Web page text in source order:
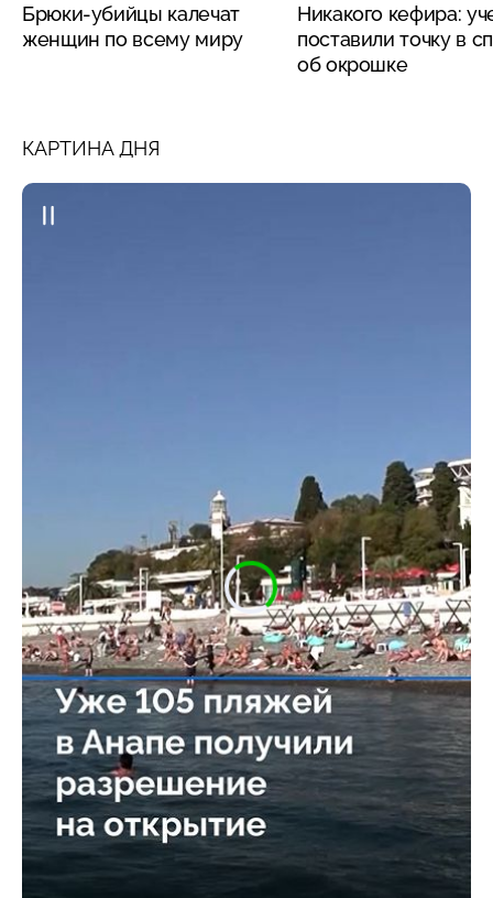
Брюки-убийцы калечат
женщин по всему миру
Никакого кефира:
поставили точку в
об окрошке
КАРТИНА ДНЯ